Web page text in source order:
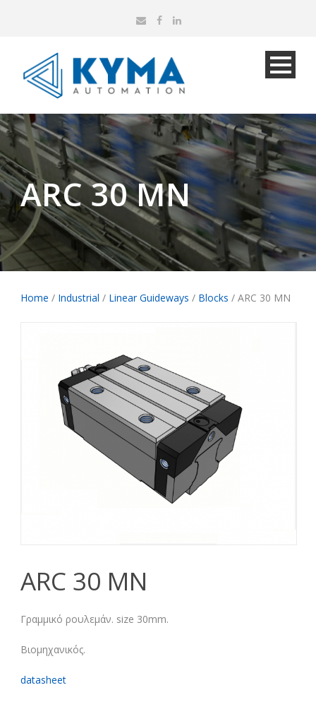
ARC 30 ΜN
Home / Industrial / Linear Guideways / Blocks / ARC 30 ΜN
ARC 30 ΜN
Γραμμικό ρουλεμάν. size 30mm.
Βιομηχανικός.
datasheet